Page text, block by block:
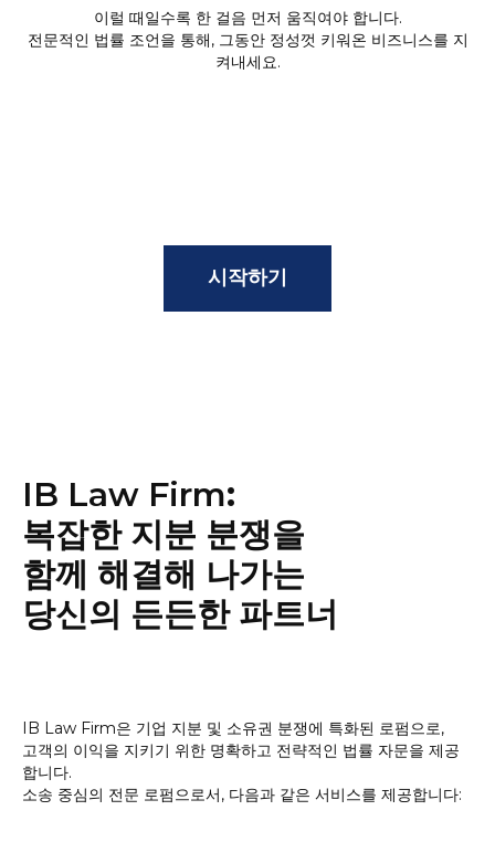
이럴 때일수록 한 걸음 먼저 움직여야 합니다.
전문적인 법률 조언을 통해, 그동안 정성껏 키워온 비즈니스를 지
켜내세요.
시작하기
IB Law Firm:
복잡한 지분 분쟁을
함께 해결해 나가는
당신의 든든한 파트너
IB Law Firm은 기업 지분 및 소유권 분쟁에 특화된 로펌으로,
고객의 이익을 지키기 위한 명확하고 전략적인 법률 자문을 제공
합니다.
소송 중심의 전문 로펌으로서, 다음과 같은 서비스를 제공합니다: